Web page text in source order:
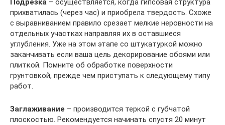
Подрезка – осуществляется, когда гипсовая структура
прихватилась (через час) и приобрела твердость. Схоже
с выравниванием правило срезает мелкие неровности на
отдельных участках направляя их в оставшиеся
углубления. Уже на этом этапе со штукатуркой можно
заканчивать если ваша цель декорирование обоями или
плиткой. Помните об обработке поверхности
грунтовкой, прежде чем приступать к следующему типу
работ.
Заглаживание – производится теркой с губчатой
плоскостью. Рекомендуется начинать спустя 20 минут